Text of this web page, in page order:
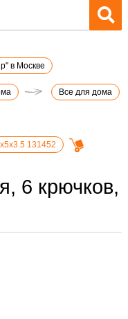
в Москве
Все для дома
131452
6 крючков,